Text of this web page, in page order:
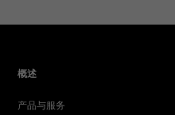
概述
产品与服务